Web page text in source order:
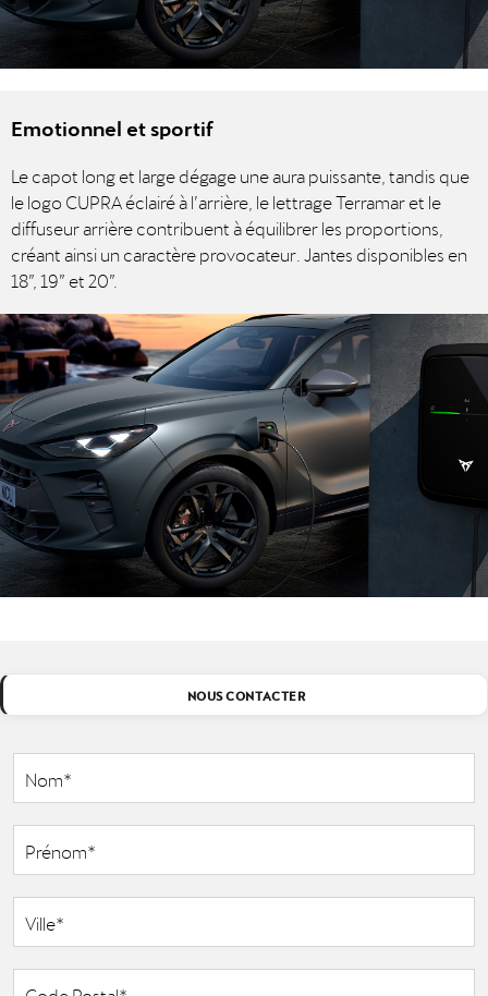
Emotionnel et sportif
Le capot long et large dégage une aura puissante, tandis que
le logo CUPRA éclairé à l’arrière, le lettrage Terramar et le
diffuseur arrière contribuent à équilibrer les proportions,
créant ainsi un caractère provocateur. Jantes disponibles en
18”, 19” et 20”.
NOUS CONTACTER